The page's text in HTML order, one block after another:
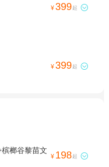
¥399起 
¥399起 
槟榔谷黎苗文
¥ 198起 